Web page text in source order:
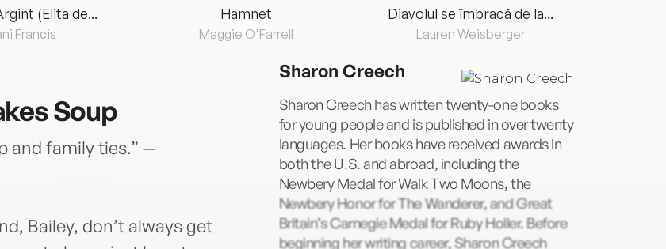
(Elita de...
Francis
Hamnet
Maggie O'Farrell
Diavolul se îmbracă de la...
Lauren Weisberger
Soup
and family ties.” —
Bailey, don’t always get
Sharon Creech
Sharon Creech has written twenty-one books
for young people and is published in over twenty
languages. Her books have received awards in
both the U.S. and abroad, including the
Newbery Medal for Walk Two Moons, the
Newbery Honor for The Wanderer, and Great
Britain’s Carnegie Medal for Ruby Holler. Before
beginning her writing career, Sharon Creech